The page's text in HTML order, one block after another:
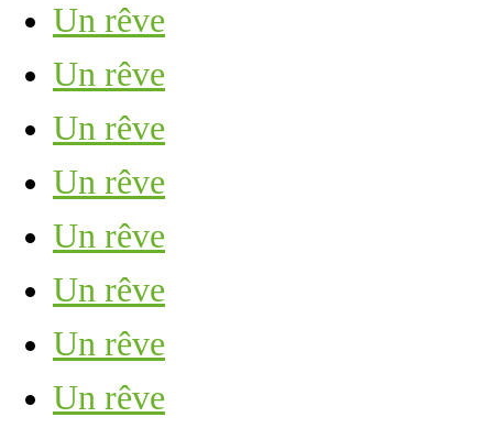
Un rêve
Un rêve
Un rêve
Un rêve
Un rêve
Un rêve
Un rêve
Un rêve